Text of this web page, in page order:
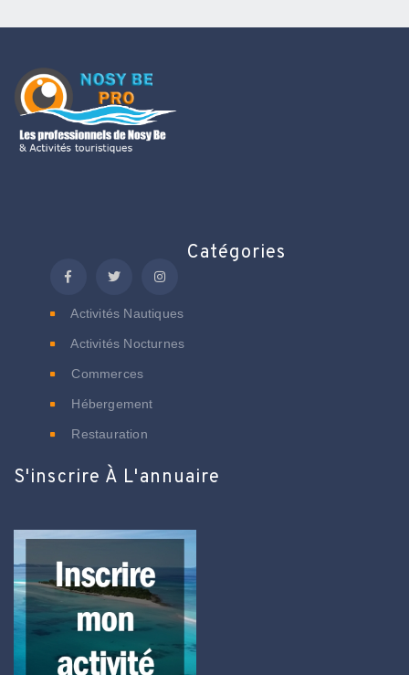
Catégories
Activités Nautiques
Activités Nocturnes
Commerces
Hébergement
Restauration
S'inscrire À L'annuaire